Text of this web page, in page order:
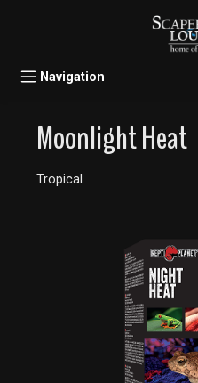
Navigation
Moonlight Heat
Tropical